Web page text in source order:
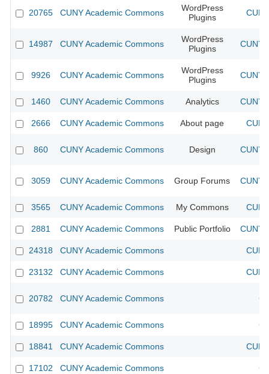
20765 CUNY Academic Commons
WordPress
Plugins
14987 CUNY Academic Commons
WordPress
Plugins
CUNY
9926 CUNY Academic Commons
WordPress
Plugins
CUNY
1460 CUNY Academic Commons Analytics CUNY
2666 CUNY Academic Commons About page
860 CUNY Academic Commons Design CUNY
3059 CUNY Academic Commons Group Forums CUNY
3565 CUNY Academic Commons My Commons
2881 CUNY Academic Commons Public Portfolio CUNY
24318 CUNY Academic Commons
23132 CUNY Academic Commons
20782 CUNY Academic Commons
18995 CUNY Academic Commons
18841 CUNY Academic Commons
17102 CUNY Academic Commons